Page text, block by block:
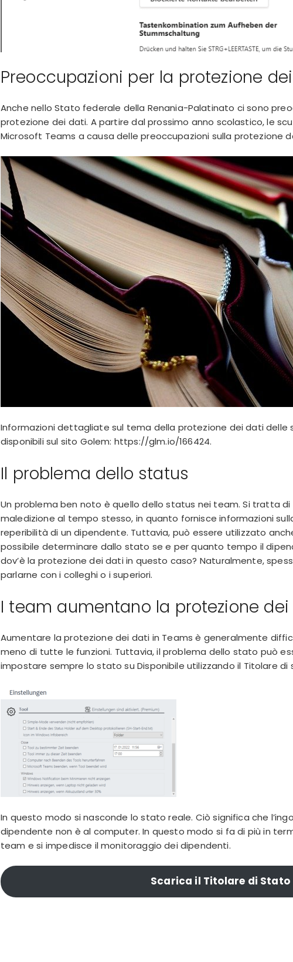
Preoccupazioni per la protezione
Anche nello Stato federale della Renania-Palatinato ci sono
protezione dei dati. A partire dal prossimo anno scolastico, le
Microsoft Teams a causa delle preoccupazioni sulla protezione
Informazioni dettagliate sul tema della protezione dei dati delle
disponibili sul sito Golem: https://glm.io/166424.
Il problema dello status
Un problema ben noto è quello dello status nei team. Si tratta di
maledizione al tempo stesso, in quanto fornisce informazioni
reperibilità di un dipendente. Tuttavia, può essere utilizzato
possibile determinare dallo stato se e per quanto tempo il
dov’è la protezione dei dati in questo caso? Naturalmente,
parlarne con i colleghi o i superiori.
I team aumentano la protezione
Aumentare la protezione dei dati in Teams è generalmente
meno di tutte le funzioni. Tuttavia, il problema dello stato può
impostare sempre lo stato su Disponibile utilizzando il Titolare di
In questo modo si nasconde lo stato reale. Ciò significa che
dipendente non è al computer. In questo modo si fa di più in
team e si impedisce il monitoraggio dei dipendenti.
Scarica il Titolare di Stato